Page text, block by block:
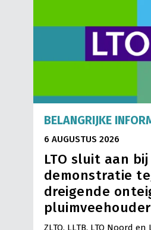
BELANGRIJKE
6 AUGUSTUS 2026
LTO sluit aan bij
demonstratie
dreigende
ZLTO, LLTB, LTO Noord en